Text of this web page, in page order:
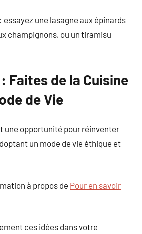
essayez une lasagne aux épinards
champignons, ou un tiramisu
Faites de la Cuisine
de Vie
une opportunité pour réinventer
un mode de vie éthique et
à propos de Pour en savoir
ces idées dans votre